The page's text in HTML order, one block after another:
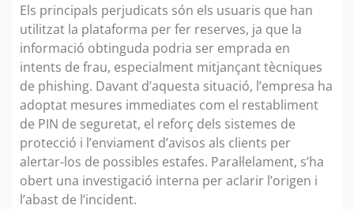
Els principals perjudicats són els usuaris que han
utilitzat la plataforma per fer reserves, ja que la
informació obtinguda podria ser emprada en
intents de frau, especialment mitjançant tècniques
de phishing. Davant d’aquesta situació, l’empresa ha
adoptat mesures immediates com el restabliment
de PIN de seguretat, el reforç dels sistemes de
protecció i l’enviament d’avisos als clients per
alertar-los de possibles estafes. Paral·lelament, s’ha
obert una investigació interna per aclarir l’origen i
l’abast de l’incident.